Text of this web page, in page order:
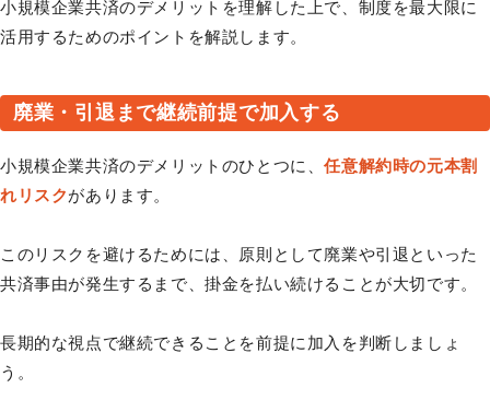
小規模企業共済のデメリットを理解した上で、制度を最大限に
活用するためのポイントを解説します。
廃業・引退まで継続前提で加入する
小規模企業共済のデメリットのひとつに、任意解約時の元本割
れリスクがあります。
このリスクを避けるためには、原則として廃業や引退といった
共済事由が発生するまで、掛金を払い続けることが大切です。
長期的な視点で継続できることを前提に加入を判断しましょ
う。